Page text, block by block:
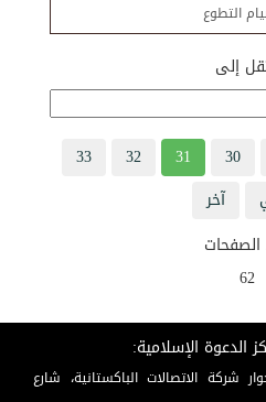
إلى
30
31
32
33
آخر
62
الدعوة الإسلامية:
شركة الاتصالات الباكستانية، شارع